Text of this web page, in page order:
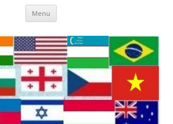
Menu Skip
content